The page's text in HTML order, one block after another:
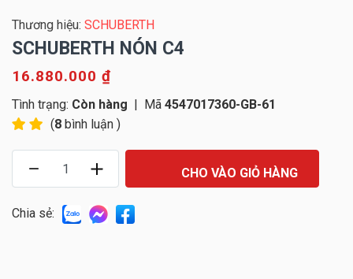
Thương hiệu: SCHUBERTH
SCHUBERTH NÓN C4
16.880.000 ₫
Tình trạng: Còn hàng Mã 4547017360-GB-61
(8 bình luận )
CHO VÀO GIỎ HÀNG
Chia sẻ: